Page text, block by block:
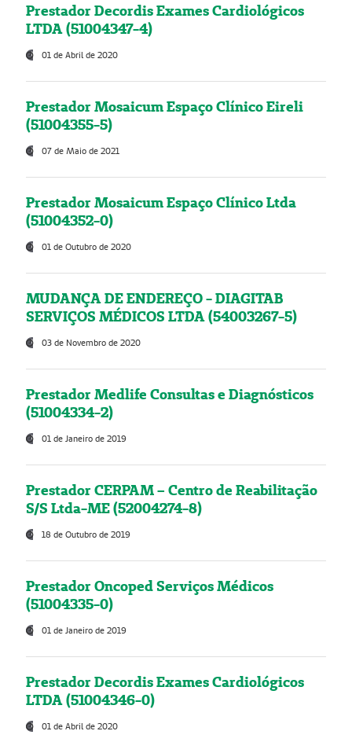
Prestador Decordis Exames Cardiológicos
LTDA (51004347-4)
01 de Abril de 2020
Prestador Mosaicum Espaço Clínico Eireli
(51004355-5)
07 de Maio de 2021
Prestador Mosaicum Espaço Clínico Ltda
(51004352-0)
01 de Outubro de 2020
MUDANÇA DE ENDEREÇO - DIAGITAB
SERVIÇOS MÉDICOS LTDA (54003267-5)
03 de Novembro de 2020
Prestador Medlife Consultas e Diagnósticos
(51004334-2)
01 de Janeiro de 2019
Prestador CERPAM – Centro de Reabilitação
S/S Ltda-ME (52004274-8)
18 de Outubro de 2019
Prestador Oncoped Serviços Médicos
(51004335-0)
01 de Janeiro de 2019
Prestador Decordis Exames Cardiológicos
LTDA (51004346-0)
01 de Abril de 2020